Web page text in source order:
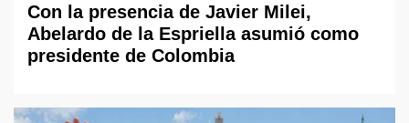
Con la presencia de Javier Milei,
Abelardo de la Espriella asumió como
presidente de Colombia